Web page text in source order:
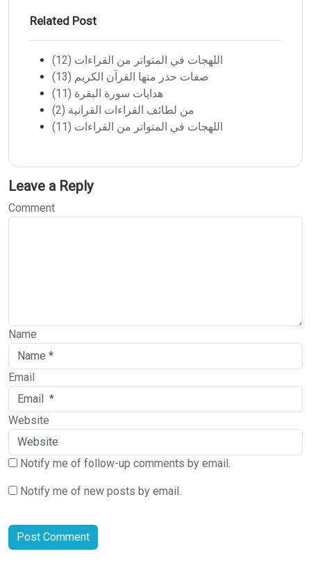
Related Post
اللهجات في المتواتر من القراءات (12)
صفات حذر منها القرآن الكريم (13)
هدايات سورة البقرة (11)
من لطائف القراءات القرانية (2)
اللهجات في المتواتر من القراءات (11)
Leave a Reply
Comment
Name
Email
Website
Notify me of follow-up comments by email.
Notify me of new posts by email.